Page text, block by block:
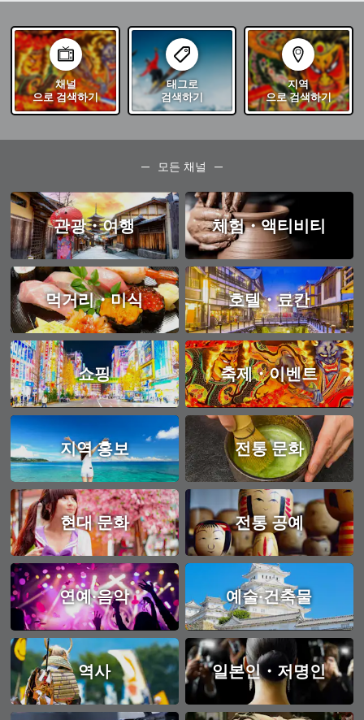
채널
으로 검색하기
태그로
검색하기
지역
으로 검색하기
모든 채널
관광・여행 체험・액티비티
먹거리・미식 호텔・료칸
쇼핑 축제・이벤트
지역 홍보 전통 문화
현대 문화 전통 공예
연예·음악 예술·건축물
역사 일본인・저명인